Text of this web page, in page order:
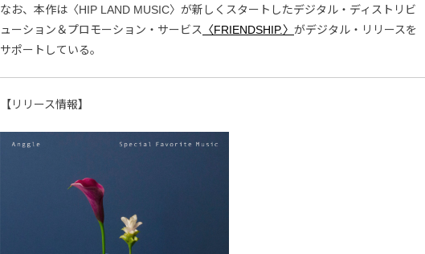
なお、本作は〈HIP LAND MUSIC〉が新しくスタートしたデジタル・ディストリビ
ューション＆プロモーション・サービス
〈FRIENDSHIP.〉 がデジタル・リリースを
サポートしている。
【リリース情報】